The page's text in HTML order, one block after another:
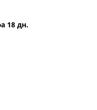
18 дн.